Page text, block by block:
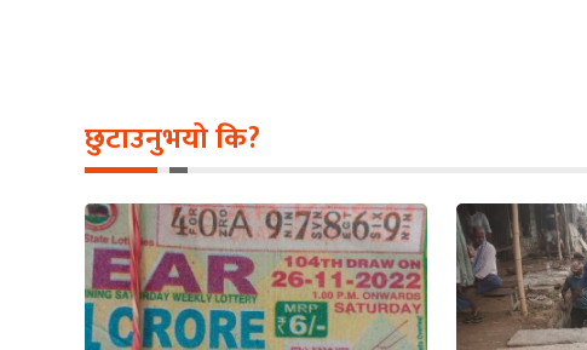
छुटाउनुभयो कि?